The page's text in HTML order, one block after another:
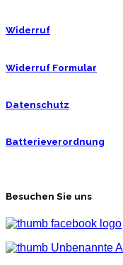
Widerruf
Widerruf Formular
Datenschutz
Batterieverordnung
Besuchen Sie uns